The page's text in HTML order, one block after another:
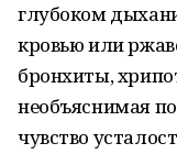
глубоком
кровью или
бронхиты,
необъяснимая
чувство